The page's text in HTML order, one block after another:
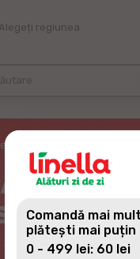
Alegeți regiunea
campania -
TA!
Comandă mai
plătești mai
0 - 499 lei: 60 lei